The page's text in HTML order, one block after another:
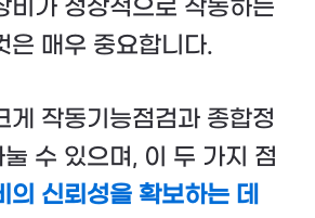
비가 정상적으로 작동하는
은 매우 중요합니다.
게 작동기능점검과 종합정
수 있으며, 이 두 가지 점
의 신뢰성을 확보하는 데